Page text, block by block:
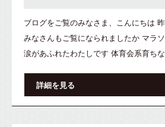
ブログをご覧のみなさま、こんにちは
みなさんもご覧になられましたか マラ
涙があふれたわたしです 体育会系育ち
詳細を見る